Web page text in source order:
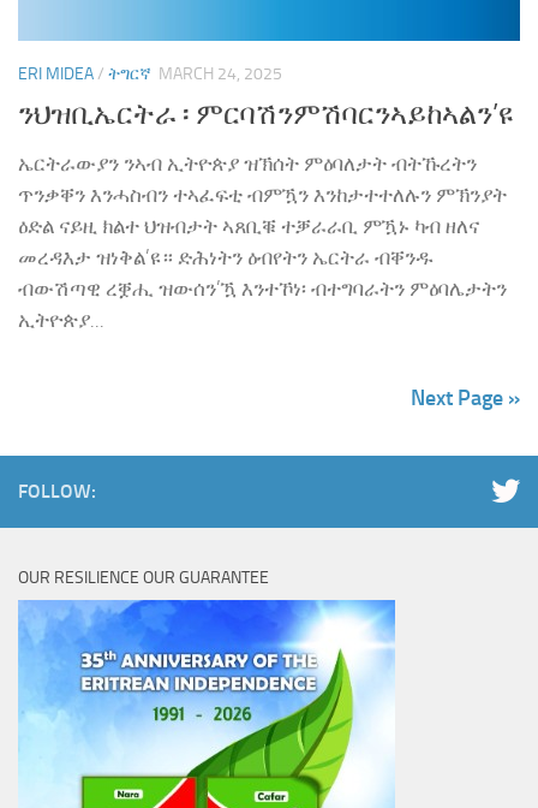
ERI MIDEA/ ትግርኛ MARCH 24, 2025
ንህዝቢኤርትራ ፡ ምርባሽንምሽባርንኣይከኣልን’ዩ
ኤርትራውያን ንኣብ ኢትዮጵያ ዝኽሰት ምዕባለታት ብትኹረትን
ጥንቃቐን እንሓስብን ተኣፈፍቲ ብምዃን እንከታተተለሉን ምኽንያት
ዕድል ናይዚ ክልተ ህዝብታት ኣጸቢቑ ተቓራራቢ ምዃኑ ካብ ዘለና
መረዳእታ ዝነቅል’ዩ። ድሕነትን ዕብየትን ኤርትራ ብቐንዱ
ብውሽጣዊ ረቛሒ ዝውሰን’ዃ እንተኾነ፡ ብተግባራትን ምዕባሌታትን
ኢትዮጵያ...
Next Page »
FOLLOW:
OUR RESILIENCE OUR GUARANTEE